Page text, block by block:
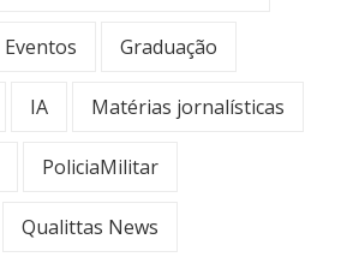
Eventos Graduação
IA Matérias jornalísticas
PoliciaMilitar
Qualittas News